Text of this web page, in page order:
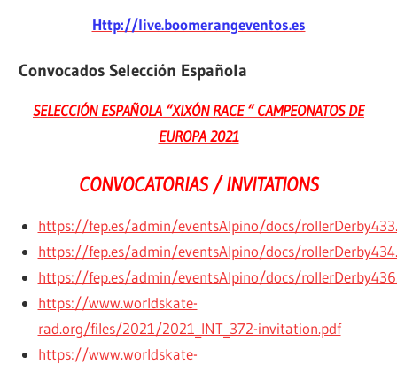
Http://live.boomerangeventos.es
Convocados Selección Española
SELECCIÓN ESPAÑOLA “XIXÓN RACE “ CAMPEONATOS DE
EUROPA 2021
CONVOCATORIAS / INVITATIONS
https://fep.es/admin/eventsAlpino/docs/
https://fep.es/admin/eventsAlpino/docs/
https://fep.es/admin/eventsAlpino/docs/
https://www.worldskate-
rad.org/files/2021/2021_INT_372-invitation.pdf
https://www.worldskate-